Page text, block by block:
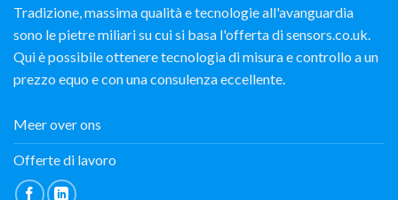
Tradizione, massima qualità e tecnologie all'avanguardia
sono le pietre miliari su cui si basa l'offerta di sensors.co.uk.
Qui è possibile ottenere tecnologia di misura e controllo a un
prezzo equo e con una consulenza eccellente.
Meer over ons
Offerte di lavoro